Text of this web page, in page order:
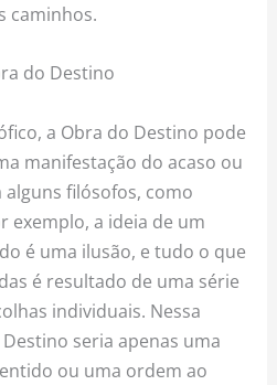
caminhos.
do Destino
a Obra do Destino pode
manifestação do acaso ou
filósofos, como
exemplo, a ideia de um
é uma ilusão, e tudo o que
é resultado de uma série
individuais. Nessa
seria apenas uma
ou uma ordem ao